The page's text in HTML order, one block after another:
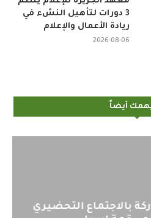
3 دورات لتأهيل النشء في
ريادة الأعمال والإعلام
2026-08-06
أيضاً
بالاجتماع التحضيري